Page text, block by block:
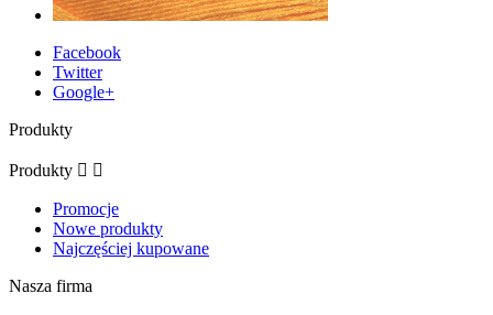
Facebook
Twitter
Google+
Produkty
Produkty  
Promocje
Nowe produkty
Najczęściej kupowane
Nasza firma